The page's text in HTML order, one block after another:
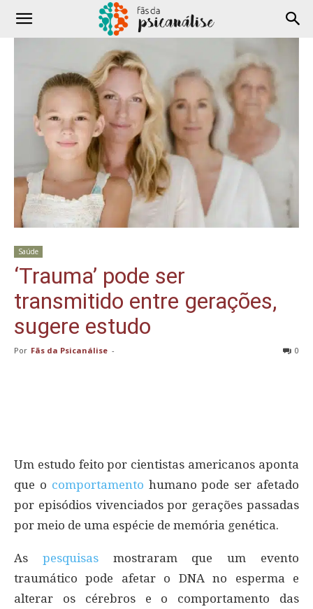
Saúde
‘Trauma’ pode ser
transmitido entre gerações,
sugere estudo
Por Fãs da Psicanálise - 0
Um estudo feito por cientistas americanos aponta
que o comportamento humano pode ser afetado
por episódios vivenciados por gerações passadas
por meio de uma espécie de memória genética.
As pesquisas mostraram que um evento
traumático pode afetar o DNA no esperma e
alterar os cérebros e o comportamento das